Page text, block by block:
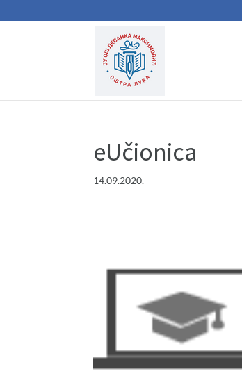
eUčionica
14.09.2020.